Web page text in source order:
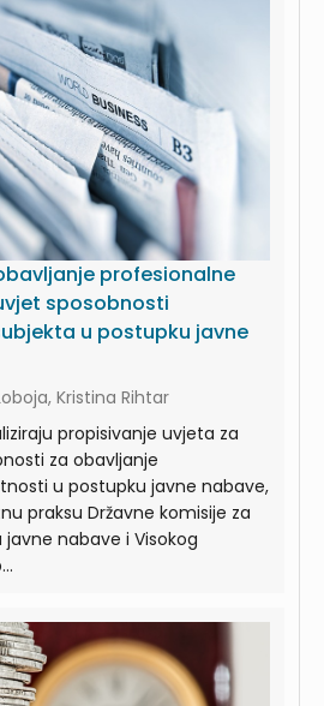
profesionalne
sposobnosti
u postupku javne
Kristina Rihtar
propisivanje uvjeta za
za obavljanje
u postupku javne nabave,
praksu Državne komisije za
nabave i Visokog